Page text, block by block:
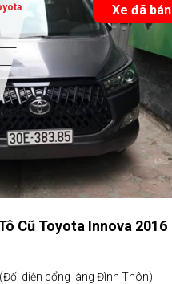
Xe đã bán
Cũ Toyota Innova 2016
diện cổng làng Đình Thôn)